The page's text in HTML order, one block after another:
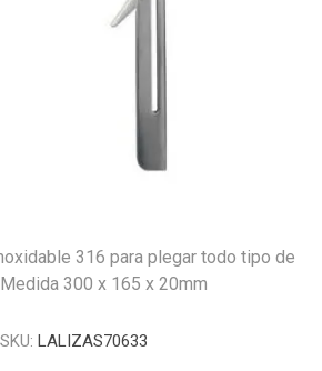
316 para plegar todo tipo de
300 x 165 x 20mm
SKU: LALIZAS70633